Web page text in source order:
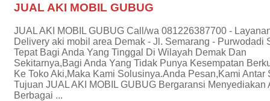
JUAL AKI MOBIL GUBUG
JUAL AKI MOBIL GUBUG Call/wa 081226387700 -
Delivery aki mobil area Demak - Jl. Semarang - Purwodadi
Tepat Bagi Anda Yang Tinggal Di Wilayah Demak Dan
Sekitarnya,Bagi Anda Yang Tidak Punya Kesempatan
Ke Toko Aki,Maka Kami Solusinya.Anda Pesan,Kami Antar
Tujuan JUAL AKI MOBIL GUBUG Bergaransi Menyediakan
Berbagai ...